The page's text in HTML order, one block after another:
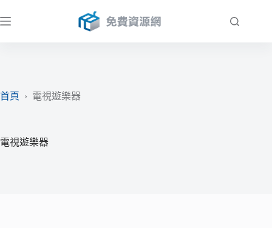
至
首頁
› 電視遊樂器
電視遊樂器